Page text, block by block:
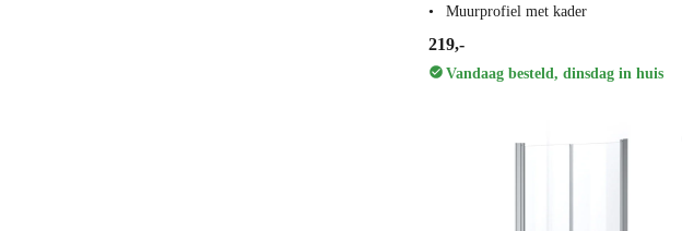
Muurprofiel met kader
219,-
Vandaag besteld, dinsdag in huis